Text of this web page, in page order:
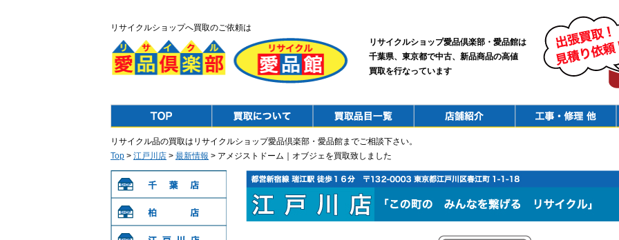
リサイクルショップへ買取のご依頼は
リサイクルショップ愛品倶楽部・愛品館は
千葉県、東京都で中古、新品商品の高値
買取を行なっています
リサイクル品の買取はリサイクルショップ愛品倶楽部・愛品館までご相談下さい。
Top > 江戸川店 > 最新情報 > アメジストドーム｜オブジェを買取致しました